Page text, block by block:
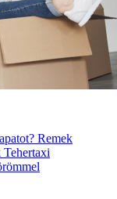
Remek
Tehertaxi